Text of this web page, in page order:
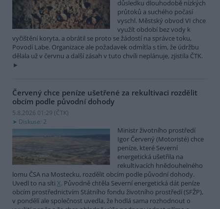
důsledku dlouhodobě nízkých
průtoků a suchého počasí
vyschl. Městský obvod VI chce
využít období bez vody k
vyčištění koryta, a obrátil se proto se žádostí na správce toku,
Povodí Labe. Organizace ale požadavek odmítla s tím, že údržbu
dělala už v červnu a další zásah v tuto chvíli neplánuje, zjistila ČTK.
Červený chce peníze ušetřené za rekultivaci rozdělit
obcím podle původní dohody
5.8.2026 01:29 (ČTK)
Diskuse: 2
Ministr životního prostředí
Igor Červený (Motoristé) chce
peníze, které Severní
energetická ušetřila na
rekultivacích hnědouhelného
lomu ČSA na Mostecku, rozdělit obcím podle původní dohody.
Uvedl to na síti X. Původně chtěla Severní energetická dát peníze
obcím prostřednictvím Státního fondu životního prostředí (SFŽP),
v pondělí ale společnost uvedla, že hodlá sama rozhodnout o